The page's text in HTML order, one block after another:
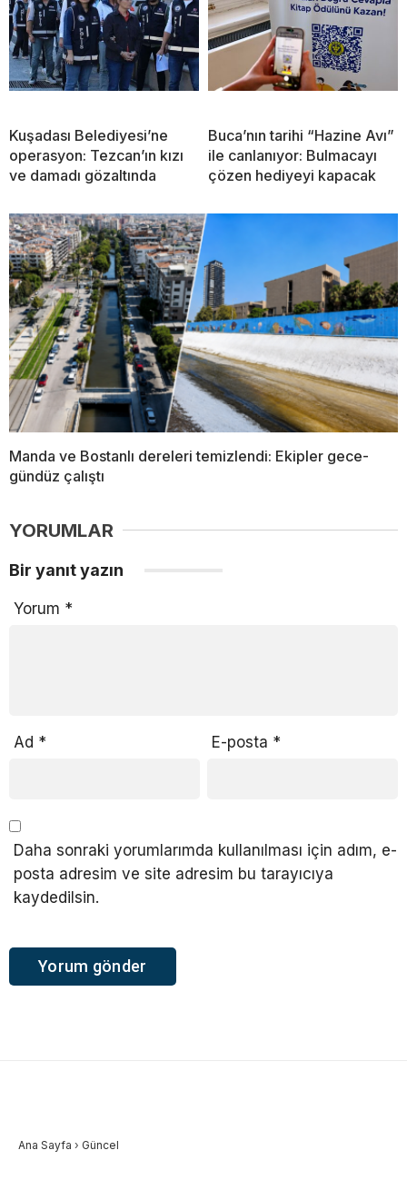
Kuşadası Belediyesi’ne
operasyon: Tezcan’ın kızı
ve damadı gözaltında
Buca’nın tarihi “Hazine Avı”
ile canlanıyor: Bulmacayı
çözen hediyeyi kapacak
Manda ve Bostanlı dereleri temizlendi: Ekipler gece-
gündüz çalıştı
YORUMLAR
Bir yanıt yazın
Yorum *
Ad * E-posta *
Daha sonraki yorumlarımda kullanılması için adım, e-
posta adresim ve site adresim bu tarayıcıya
kaydedilsin.
Ana Sayfa › Güncel